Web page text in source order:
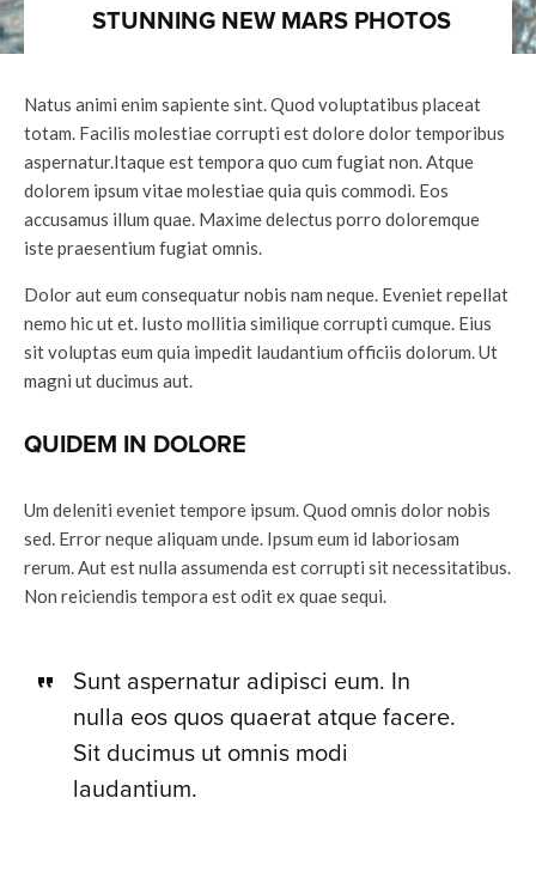
STUNNING NEW MARS PHOTOS
Natus animi enim sapiente sint. Quod voluptatibus placeat
totam. Facilis molestiae corrupti est dolore dolor temporibus
aspernatur.Itaque est tempora quo cum fugiat non. Atque
dolorem ipsum vitae molestiae quia quis commodi. Eos
accusamus illum quae. Maxime delectus porro doloremque
iste praesentium fugiat omnis.
Dolor aut eum consequatur nobis nam neque. Eveniet repellat
nemo hic ut et. Iusto mollitia similique corrupti cumque. Eius
sit voluptas eum quia impedit laudantium officiis dolorum. Ut
magni ut ducimus aut.
QUIDEM IN DOLORE
Um deleniti eveniet tempore ipsum. Quod omnis dolor nobis
sed. Error neque aliquam unde. Ipsum eum id laboriosam
rerum. Aut est nulla assumenda est corrupti sit necessitatibus.
Non reiciendis tempora est odit ex quae sequi.
Sunt aspernatur adipisci eum. In
nulla eos quos quaerat atque facere.
Sit ducimus ut omnis modi
laudantium.